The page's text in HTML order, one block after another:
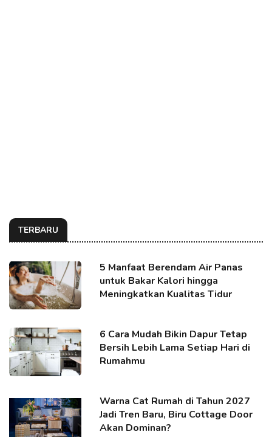
TERBARU
5 Manfaat Berendam Air Panas
untuk Bakar Kalori hingga
Meningkatkan Kualitas Tidur
6 Cara Mudah Bikin Dapur Tetap
Bersih Lebih Lama Setiap Hari di
Rumahmu
Warna Cat Rumah di Tahun 2027
Jadi Tren Baru, Biru Cottage Door
Akan Dominan?